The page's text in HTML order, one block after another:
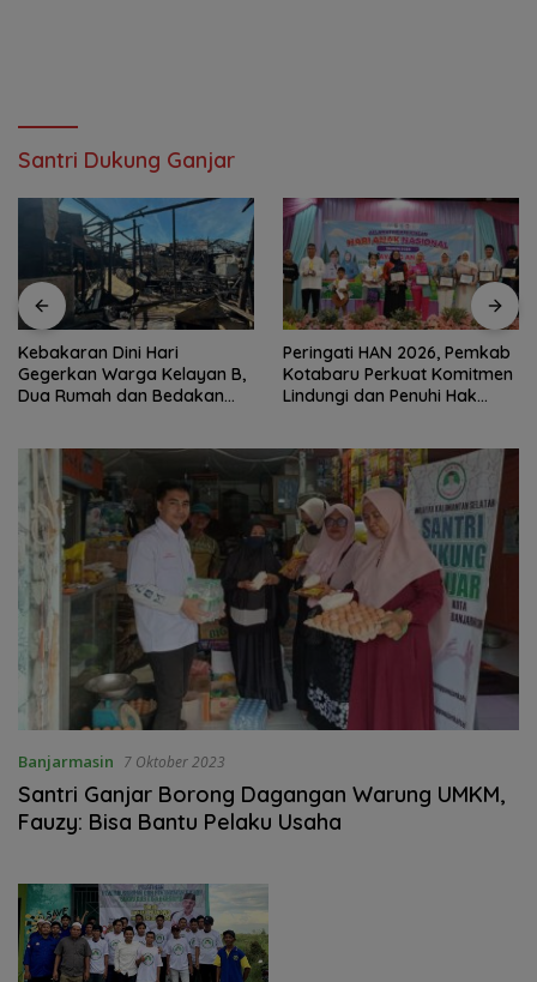
Santri Dukung Ganjar
Kebakaran Dini Hari
Gegerkan Warga Kelayan B,
Dua Rumah dan Bedakan
Peringati HAN 2026, Pemkab
Kotabaru Perkuat Komitmen
Lindungi dan Penuhi Hak
Banjarmasin 7 Oktober 2023
Santri Ganjar Borong Dagangan Warung UMKM,
Fauzy: Bisa Bantu Pelaku Usaha